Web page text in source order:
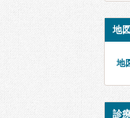
地
地
診